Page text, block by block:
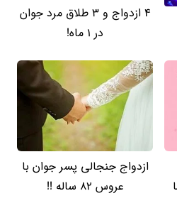
4 ازدواج و 3 طلاق مرد جوان
در 1 ماه!
ازدواج جنجالی پسر جوان با
عروس 82 ساله !!